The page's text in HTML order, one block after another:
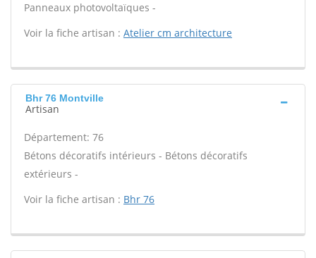
Panneaux photovoltaïques -
Voir la fiche artisan : Atelier cm architecture
Bhr 76 Montville
Artisan
Département: 76
Bétons décoratifs intérieurs - Bétons décoratifs
extérieurs -
Voir la fiche artisan : Bhr 76